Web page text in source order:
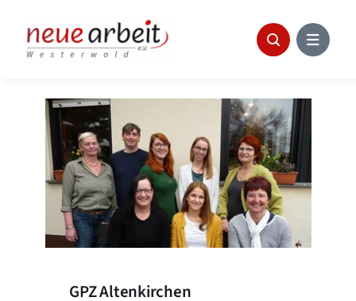
content
GPZ Altenkirchen